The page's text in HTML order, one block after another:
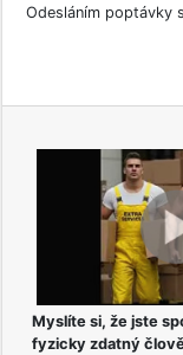
Odesláním poptávky
Myslíte si, že jste
fyzicky zdatný